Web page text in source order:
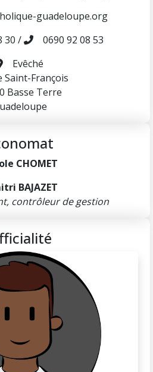
guadeloupe.org
30 /
0690 92 08 53
Evêché
Saint-François
Basse Terre
CHOMET
BAJAZET
contrôleur de gestion